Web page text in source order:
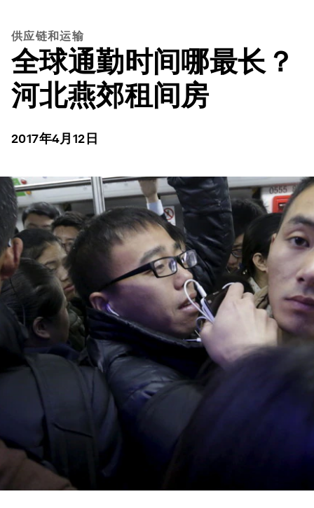
供应链和运输
全球通勤时间哪最长？
河北燕郊租间房
2017年4月12日